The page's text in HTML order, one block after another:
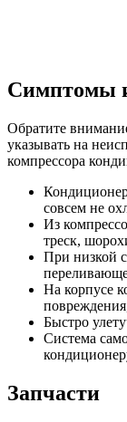
Симптомы
Обратите
указывать на
компрессора
совсем не
Из
треск,
При низкой
На корпусе
Быстро
Система
Запчасти